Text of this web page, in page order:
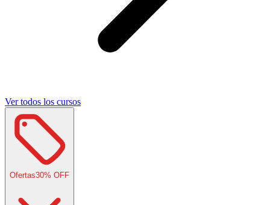
Ver todos los cursos
Ofertas30% OFF